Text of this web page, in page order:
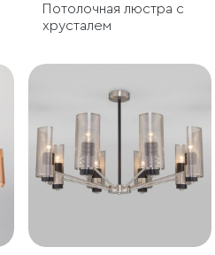
Потолочная люстра с
хрусталем